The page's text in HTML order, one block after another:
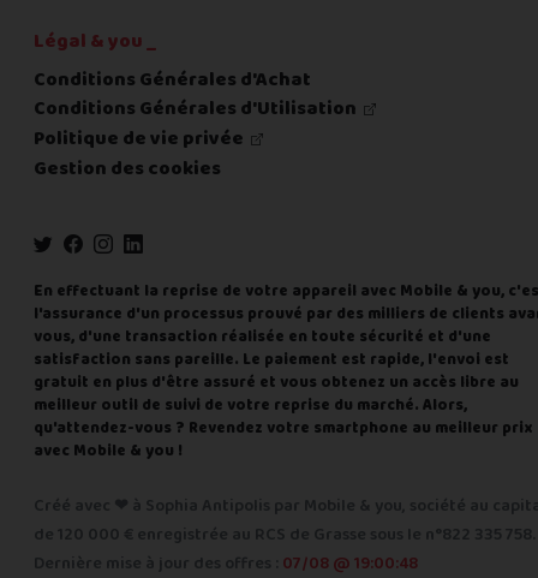
Légal & you _
Conditions Générales d'Achat
Conditions Générales d'Utilisation
Politique de vie privée
Gestion des cookies
En effectuant la reprise de votre appareil avec Mobile & you,
l'assurance d'un processus prouvé par des milliers de clients
vous, d'une transaction réalisée en toute sécurité et d'une
satisfaction sans pareille. Le paiement est rapide, l'envoi est
gratuit en plus d'être assuré et vous obtenez un accès libre au
meilleur outil de suivi de votre reprise du marché. Alors,
qu'attendez-vous ? Revendez votre smartphone au meilleur prix
avec Mobile & you !
Créé avec ❤ à Sophia Antipolis par Mobile & you, société au
de 120 000 € enregistrée au RCS de Grasse sous le n°822 335 758.
Dernière mise à jour des offres : 07/08 @ 19:00:48